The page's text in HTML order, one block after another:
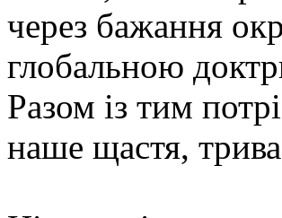
через бажання
глобальною
Разом із тим
наше щастя,